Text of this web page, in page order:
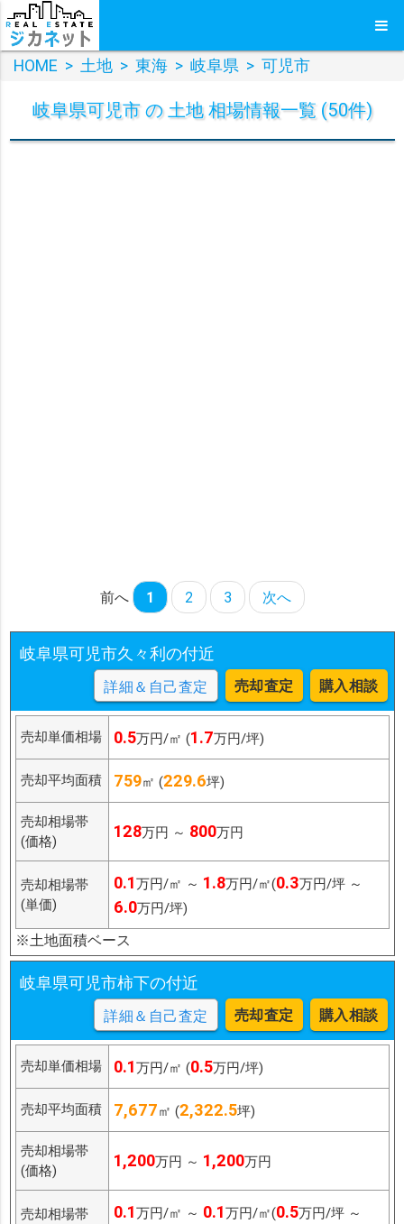
HOME > 土地 > 東海 > 岐阜県 > 可児市
岐阜県可児市 の 土地 相場情報一覧 (50件)
前へ 1 2 3 次へ
岐阜県可児市久々利の付近
詳細＆自己査定 売却査定 購入相談
売却単価相場 0.5万円/㎡ (1.7万円/坪)
売却平均面積 759㎡ (229.6坪)
売却相場帯
(価格)
128万円 ～ 800万円
売却相場帯
(単価)
0.1万円/㎡ ～ 1.8万円/㎡(0.3万円/坪 ～
6.0万円/坪)
※土地面積ベース
岐阜県可児市柿下の付近
詳細＆自己査定 売却査定 購入相談
売却単価相場 0.1万円/㎡ (0.5万円/坪)
売却平均面積 7,677㎡ (2,322.5坪)
売却相場帯
(価格)
1,200万円 ～ 1,200万円
売却相場帯
0.1万円/㎡ ～ 0.1万円/㎡(0.5万円/坪 ～